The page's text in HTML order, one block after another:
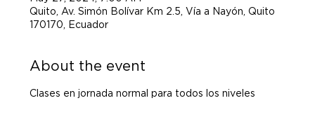
Quito, Av. Simón Bolívar Km 2.5, Vía a Nayón, Quito
170170, Ecuador
About the event
Clases en jornada normal para todos los niveles